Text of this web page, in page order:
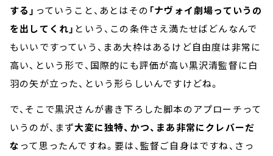
する」 っていうこと、あとはその 「ナヴォイ劇場っていうの
を出してくれ」 という、この条件さえ満たせばどんなんで
もいいですっていう、まあ大枠はあるけど自由度は非常に
高い、という形で、国際的にも評価が高い黒沢清監督に白
羽の矢が立った、という形らしいんですけどね。
で、そこで黒沢さんが書き下ろした脚本のアプローチって
いうのが、まず大変に独特、かつ、まあ非常にクレバーだ
な って思ったんですね。要は、監督ご自身はですね、さっ